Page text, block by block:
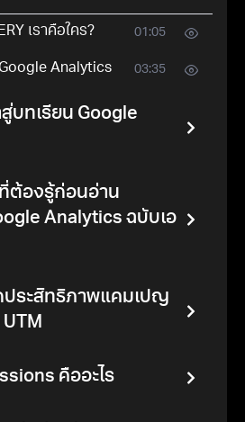
เราคือใคร? 01:05
Analytics 03:35
บทเรียน Google
ต้องรู้ก่อนอ่าน
Analytics ฉบับเอ
ประสิทธิภาพแคมเปญ
คืออะไร